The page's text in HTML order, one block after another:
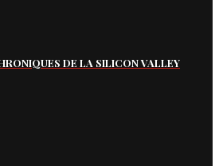
DE LA SILICON VALLEY